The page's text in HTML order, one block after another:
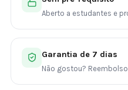
Aberto a estudantes e
Garantia de 7 dias
Não gostou?